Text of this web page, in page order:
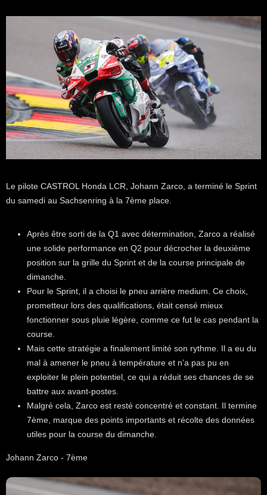
Le pilote CASTROL Honda LCR, Johann Zarco, a terminé le Sprint
du samedi au Sachsenring à la 7ème place.
Après être sorti de la Q1 avec détermination, Zarco a réalisé
une solide performance en Q2 pour décrocher la deuxième
position sur la grille du Sprint et de la course principale de
dimanche.
Pour le Sprint, il a choisi le pneu arrière medium. Ce choix,
prometteur lors des qualifications, était censé mieux
fonctionner sous pluie légère, comme ce fut le cas pendant la
course.
Mais cette stratégie a finalement limité son rythme. Il a eu du
mal à amener le pneu à température et n’a pas pu en
exploiter le plein potentiel, ce qui a réduit ses chances de se
battre aux avant-postes.
Malgré cela, Zarco est resté concentré et constant. Il termine
7ème, marque des points importants et récolte des données
utiles pour la course du dimanche.
Johann Zarco - 7ème